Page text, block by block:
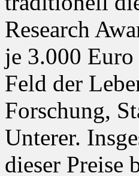
Research
je 3.000 Euro
Feld der
Forschung,
Unterer.
dieser Preise